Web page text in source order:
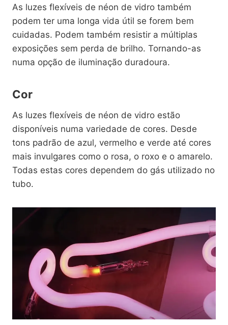
As luzes flexíveis de néon de vidro também
podem ter uma longa vida útil se forem bem
cuidadas. Podem também resistir a múltiplas
exposições sem perda de brilho. Tornando-as
numa opção de iluminação duradoura.
Cor
As luzes flexíveis de néon de vidro estão
disponíveis numa variedade de cores. Desde
tons padrão de azul, vermelho e verde até cores
mais invulgares como o rosa, o roxo e o amarelo.
Todas estas cores dependem do gás utilizado no
tubo.